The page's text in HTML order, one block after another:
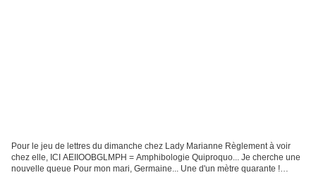
Pour le jeu de lettres du dimanche chez Lady Marianne Règlement à voir
chez elle, ICI AEIIOOBGLMPH = Amphibologie Quiproquo... Je cherche une
nouvelle queue Pour mon mari, Germaine... Une d'un mètre quarante !